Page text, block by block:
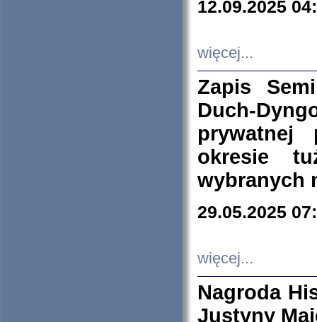
12.09.2025
więcej...
Zapis
Duch-
prywatnej
okresie
wybranych
29.05.2025
więcej...
Nagroda
Justyny